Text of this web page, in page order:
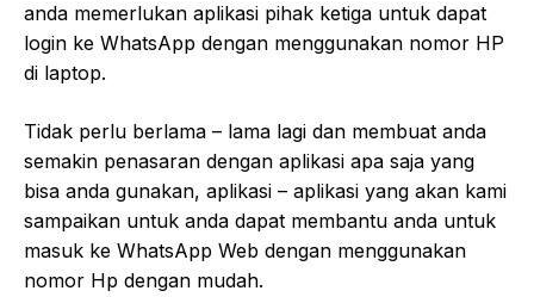
anda memerlukan aplikasi pihak ketiga untuk dapat
login ke WhatsApp dengan menggunakan nomor HP
di laptop.
Tidak perlu berlama – lama lagi dan membuat anda
semakin penasaran dengan aplikasi apa saja yang
bisa anda gunakan, aplikasi – aplikasi yang akan kami
sampaikan untuk anda dapat membantu anda untuk
masuk ke WhatsApp Web dengan menggunakan
nomor Hp dengan mudah.